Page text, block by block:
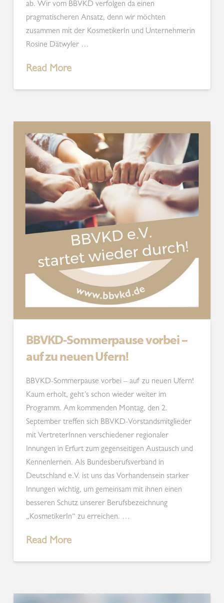
ab. Wir vom BBVKD verfolgen da einen
pragmatischeren Ansatz, denn wir möchten
zusammen mit der KosmetikerIn und Unternehmerin
Rosine Dätwyler …
Read More
BBVKD-Sommerpause vorbei –
auf zu neuen Ufern!
BBVKD-Sommerpause vorbei – auf zu neuen Ufern!
Kaum erholt, geht’s schon wieder weiter im
Programm. Am kommenden Montag, den 2.
September treffen sich BBVKD-Vorstandsmitglieder
mit VertreterInnen verschiedener regionaler
Innungen in Erfurt zum gegenseitigen Austausch und
Kennenlernen. Als Bundesberufsverband in
Deutschland e.V. ist uns das Vorhandensein starker
Innungen wichtig, um gemeinsam mit ihnen einen
besseren Schutz unserer Berufsbezeichnung
„KosmetikerIn“ zu erreichen. …
Read More